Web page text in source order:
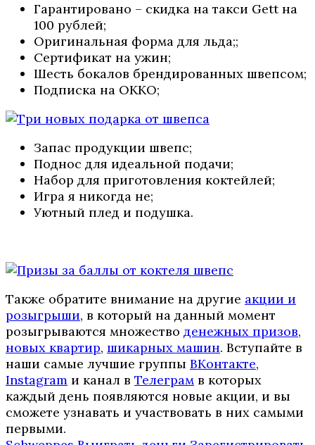
Гарантировано – скидка на такси Gett на
100 рублей;
Оригинальная форма для льда;;
Сертификат на ужин;
Шесть бокалов брендированных швепсом;
Подписка на ОККО;
Запас продукции швепс;
Поднос для идеальной подачи;
Набор для приготовления коктейлей;
Игра я никогда не;
Уютный плед и подушка.
Также обратите внимание на другие акции и
розыгрыши, в который на данный момент
розыгрываются множество денежных призов,
новых квартир, шикарных машин. Вступайте в
наши самые лучшие группы ВКонтакте,
Instagram и канал в Телеграм в которых
каждый день появляются новые акции, и вы
сможете узнавать и участвовать в них самыми
первыми.